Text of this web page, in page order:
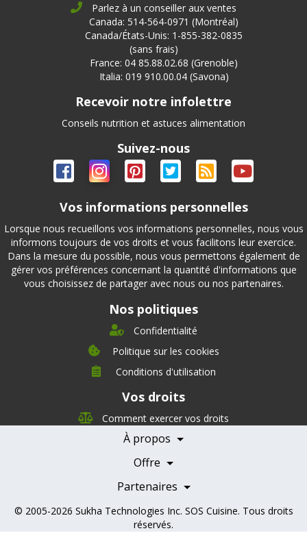
Parlez à un conseiller aux ventes
Canada: 514-564-0971 (Montréal)
Canada/États-Unis: 1-855-382-0835
(sans frais)
France: 04 85.88.02.68 (Grenoble)
Italia: 019 910.00.04 (Savona)
Recevoir notre infolettre
Conseils nutrition et astuces alimentation
Suivez-nous
Vos informations personnelles
Lorsque nous recueillons vos informations personnelles, nous vous
informons toujours de vos droits et vous facilitons leur exercice.
Dans la mesure du possible, nous vous permettons également de
gérer vos préférences concernant la quantité d'informations que
vous choisissez de partager avec nous ou nos partenaires.
Nos politiques
Confidentialité
Politique sur les cookies
Conditions d'utilisation
Vos droits
Comment exercer vos droits
À propos
Direction
Nutrition
Offre
Témoignages
Partenaires
Nos partenaires
Devenir Partenaire
Professionnels de la santé
© 2005-2026 Sukha Technologies Inc. SOS Cuisine. Tous droits
réservés.